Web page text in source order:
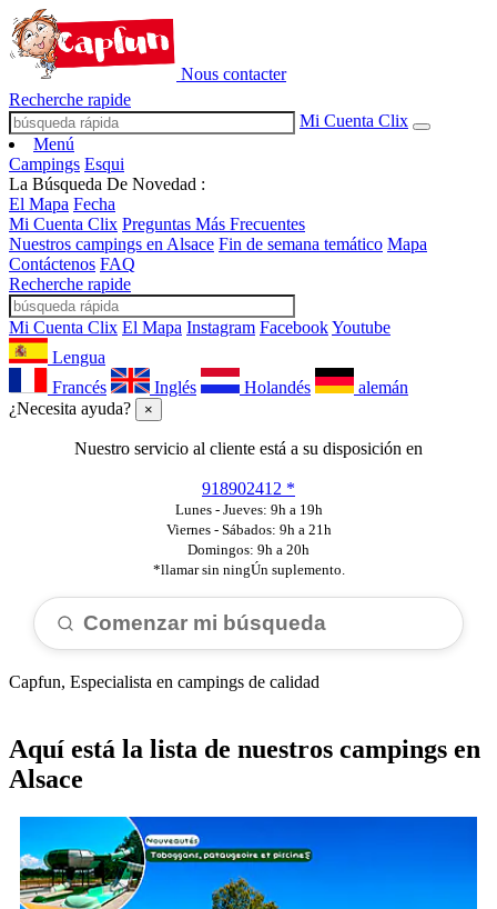
Nous contacter
Recherche rapide
Mi Cuenta Clix
Menú
Campings Esqui
La Búsqueda De Novedad :
El Mapa Fecha
Mi Cuenta Clix Preguntas Más Frecuentes
Nuestros campings en Alsace Fin de semana temático Mapa
Contáctenos FAQ
Recherche rapide
Mi Cuenta Clix El Mapa Instagram FacebookYoutube
Lengua
Francés
Inglés Holandés
alemán
¿Necesita ayuda?
×
Nuestro servicio al cliente está a su disposición en
918902412 *
Lunes - Jueves: 9h a 19h
Viernes - Sábados: 9h a 21h
Domingos: 9h a 20h
*llamar sin ningÚn suplemento.
Comenzar mi búsqueda
Capfun, Especialista en campings de calidad
Aquí está la lista de nuestros campings en
Alsace